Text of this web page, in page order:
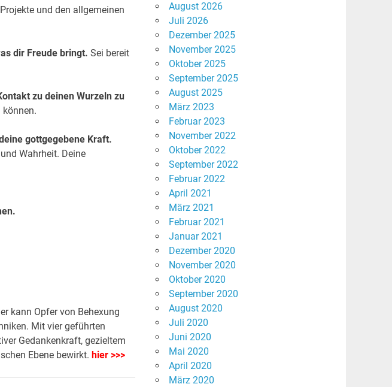
und den allgemeinen
dir Freude bringt. Sei bereit
zu deinen Wurzeln zu
gottgegebene Kraft.
Wahrheit. Deine
kann Opfer von Behexung
Mit vier geführten
Gedankenkraft, gezieltem
Ebene bewirkt. hier >>>
August 2026
Juli 2026
Dezember 2025
November 2025
Oktober 2025
September 2025
August 2025
März 2023
Februar 2023
November 2022
Oktober 2022
September 2022
Februar 2022
April 2021
März 2021
Februar 2021
Januar 2021
Dezember 2020
November 2020
Oktober 2020
September 2020
August 2020
Juli 2020
Juni 2020
Mai 2020
April 2020
März 2020